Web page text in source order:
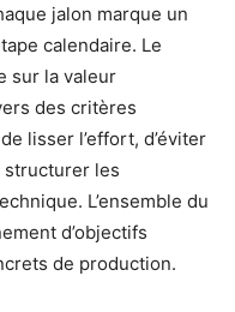
jalon marque un
calendaire. Le
sur la valeur
des critères
lisser l’effort, d’éviter
structurer les
L’ensemble du
d’objectifs
de production.